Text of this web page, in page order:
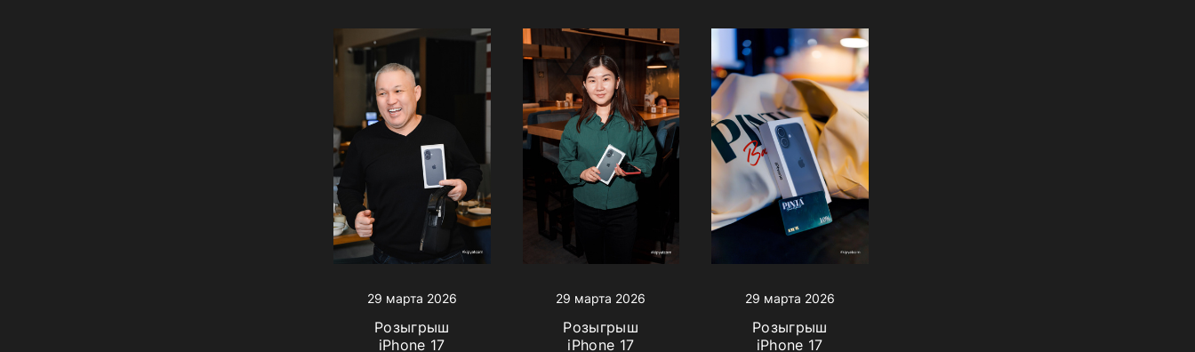
29 марта 2026
Розыгрыш
iPhone 17
29 марта 2026
Розыгрыш
iPhone 17
29 марта 2026
Розыгрыш
iPhone 17